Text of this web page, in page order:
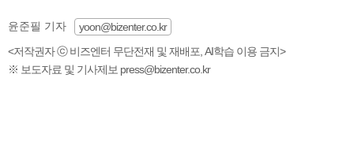
윤준필 기자
yoon@bizenter.co.kr
<저작권자 ⓒ 비즈엔터 무단전재 및 재배포, AI학습 이용 금지>
※ 보도자료 및 기사제보 press@bizenter.co.kr